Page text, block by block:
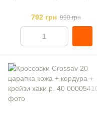
792 грн 990 грн